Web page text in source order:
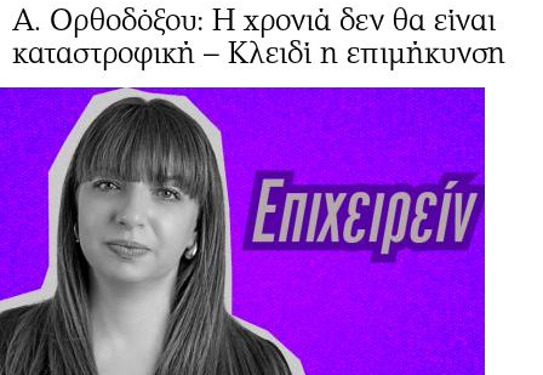
Α. Ορθοδόξου: Η χρονιά δεν θα είναι
καταστροφική – Κλειδί η επιμήκυνση